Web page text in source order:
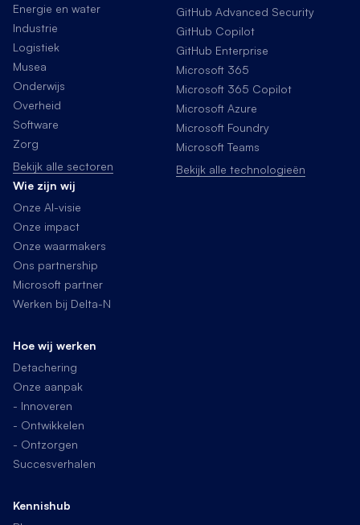
Energie en water
Industrie
Logistiek
Musea
Onderwijs
Overheid
Software
Zorg
Bekijk alle sectoren
GitHub Advanced Security
GitHub Copilot
GitHub Enterprise
Microsoft 365
Microsoft 365 Copilot
Microsoft Azure
Microsoft Foundry
Microsoft Teams
Bekijk alle technologieën
Wie zijn wij
Onze AI-visie
Onze impact
Onze waarmakers
Ons partnership
Microsoft partner
Werken bij Delta-N
Hoe wij werken
Detachering
Onze aanpak
- Innoveren
- Ontwikkelen
- Ontzorgen
Succesverhalen
Kennishub